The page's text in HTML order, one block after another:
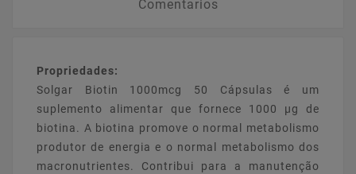
Comentarios
Propriedades:
Solgar Biotin 1000mcg 50 Cápsulas é um
suplemento alimentar que fornece 1000 µg de
biotina. A biotina promove o normal metabolismo
produtor de energia e o normal metabolismo dos
macronutrientes. Contribui para a manutenção